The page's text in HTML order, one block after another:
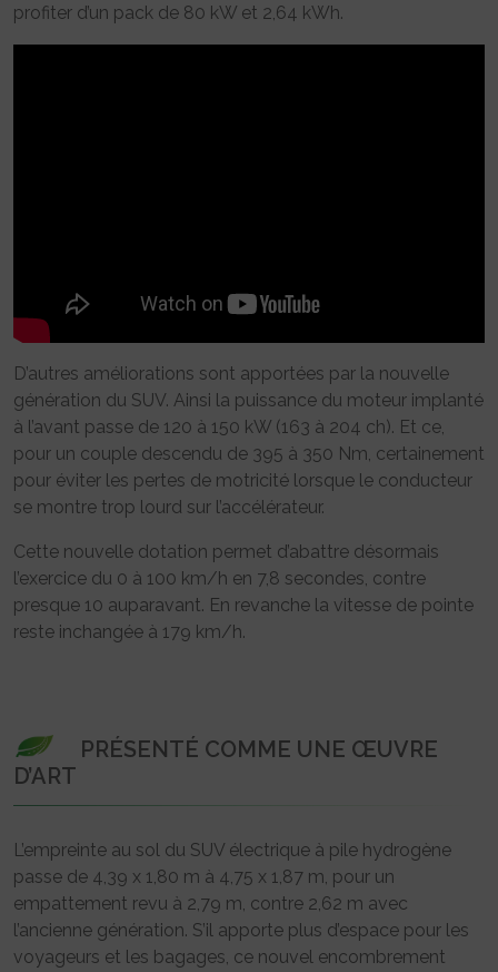
profiter d’un pack de 80 kW et 2,64 kWh.
D’autres améliorations sont apportées par la nouvelle
génération du SUV. Ainsi la puissance du moteur implanté
à l’avant passe de 120 à 150 kW (163 à 204 ch). Et ce,
pour un couple descendu de 395 à 350 Nm, certainement
pour éviter les pertes de motricité lorsque le conducteur
se montre trop lourd sur l’accélérateur.
Cette nouvelle dotation permet d’abattre désormais
l’exercice du 0 à 100 km/h en 7,8 secondes, contre
presque 10 auparavant. En revanche la vitesse de pointe
reste inchangée à 179 km/h.
PRÉSENTÉ COMME UNE ŒUVRE
D’ART
L’empreinte au sol du SUV électrique à pile hydrogène
passe de 4,39 x 1,80 m à 4,75 x 1,87 m, pour un
empattement revu à 2,79 m, contre 2,62 m avec
l’ancienne génération. S’il apporte plus d’espace pour les
voyageurs et les bagages, ce nouvel encombrement